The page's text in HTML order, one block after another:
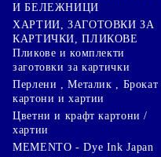
И БЕЛЕЖНИЦИ
ХАРТИИ, ЗАГОТОВКИ ЗА
КАРТИЧКИ, ПЛИКОВЕ
Пликове и комплекти
заготовки за картички
Перлени , Металик , Брокат
картони и хартии
Цветни и крафт картони /
хартии
MEMENTO - Dye Ink Japan